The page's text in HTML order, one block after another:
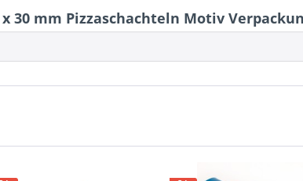
30 mm Pizzaschachteln Motiv